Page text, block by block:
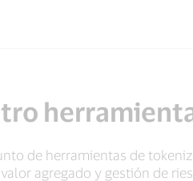
de herramientas de
agregado y gestión de